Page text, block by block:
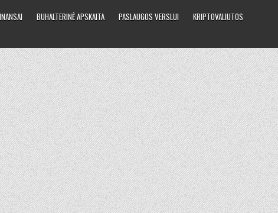
BUHALTERINĖ APSKAITA PASLAUGOS VERSLUI KRIPTOVALIUTOS